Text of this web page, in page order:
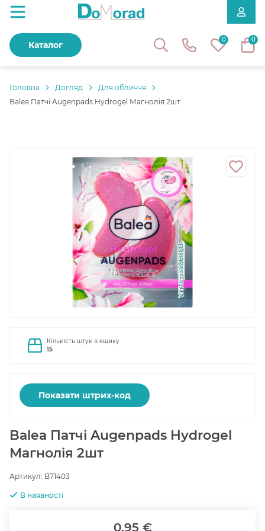
0 0
Каталог
Головнa Догляд
Для обличчя
Balea Патчі Augenpads Hydrogel Магнолія 2шт
Кількість штук в ящику
15
Показати штрих-код
Balea Патчі Augenpads Hydrogel
Магнолія 2шт
Артикул: B71403
В наявності
0.95 €